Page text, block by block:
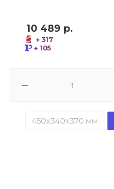
10 489 р.
+ 317
+ 105
450х340х370 мм